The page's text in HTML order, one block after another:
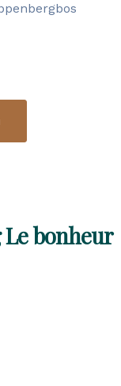
bonheur